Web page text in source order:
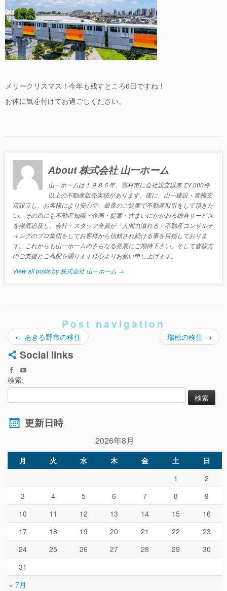
メリークリスマス！今年も残すところ6日ですね！
お体に気を付けてお過ごしください。
About 株式会社 山一ホーム
山一ホームは１９８６年、羽村市に会社設立以来で7,000件
以上の不動産販売実績があります。後に、山一建設・青梅支
店設立し、お客様により安心で、最良のご提案で不動産取引をして頂きた
い。その為にも不動産知識・企画・提案・住まいにかかわる総合サービス
を徹底追及し、会社・スタッフ全員が「人間力溢れる」不動産コンサルテ
ィングのプロ集団をしてお客様から信頼され続ける事を目指しておりま
す。これからも山一ホームのさらなる発展にご期待下さい。そして皆様方
のご支援とご高配を賜ります様心よりお願い申し上げます。
View all posts by 株式会社 山一ホーム →
Post navigation
← あきる野市の移住 瑞穂の移住 →
Social links
検索:
更新日時
2026年8月
月 火 水 木 金 土 日
« 7月
1
2
3
4 5 6 7 8
9
10
11 12 13 14 15
16
17
18 19 20 21 22
23
24
25 26 27 28 29
30
31